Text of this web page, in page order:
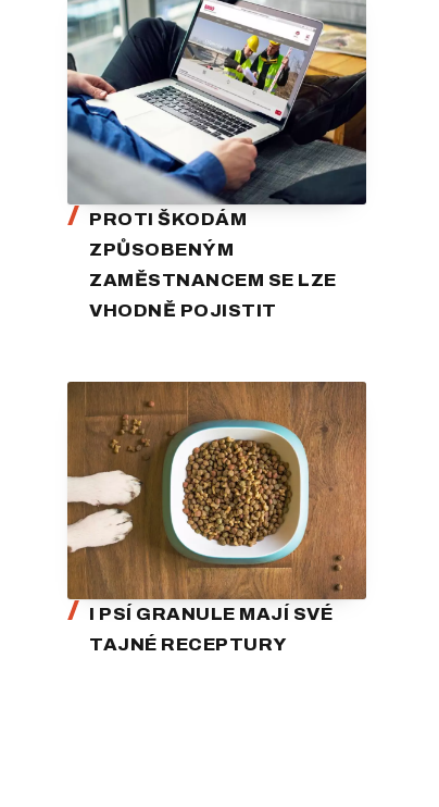
PROTI ŠKODÁM
ZPŮSOBENÝM
ZAMĚSTNANCEM SE LZE
VHODNĚ POJISTIT
I PSÍ GRANULE MAJÍ SVÉ
TAJNÉ RECEPTURY